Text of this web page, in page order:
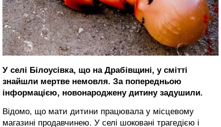
У селі Білоусівка, що на Драбівщині, у смітті
знайшли мертве немовля. За попередньою
інформацією, новонароджену дитину задушили.
Відомо, що мати дитини працювала у місцевому
магазині продавчинею. У селі шоковані трагедією і